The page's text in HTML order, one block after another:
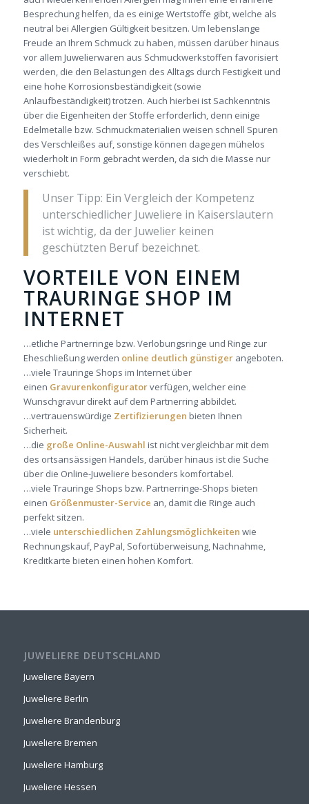
Besprechung helfen, da es einige Wertstoffe gibt, welche als
neutral bei Allergien Gültigkeit besitzen. Um lebenslange
Freude an Ihrem Schmuck zu haben, müssen darüber hinaus
vor allem Juwelierwaren aus Schmuckwerkstoffen favorisiert
werden, die den Belastungen des Alltags durch Festigkeit und
eine hohe Korrosionsbeständigkeit (sowie
Anlaufbeständigkeit) trotzen. Auch hierbei ist Sachkenntnis
über die Eigenheiten der Stoffe erforderlich, denn einige
Edelmetalle bzw. Schmuckmaterialien weisen schnell Spuren
des Verschleißes auf, sonstige können dagegen mühelos
wiederholt in Form gebracht werden, da sich die Masse nur
verschiebt.
Unser Tipp: Ein Vergleich der Kompetenz
unterschiedlicher Juweliere in Kaiserslautern
ist wichtig, da der Juwelier keinen
geschützten Beruf bezeichnet.
VORTEILE VON EINEM
TRAURINGE SHOP IM
INTERNET
…etliche Partnerringe bzw. Verlobungsringe und Ringe zur
Eheschließung werden online deutlich günstigerangeboten.
…viele Trauringe Shops im Internet über
einen Gravurenkonfiguratorverfügen, welcher eine
Wunschgravur direkt auf dem Partnerring abbildet.
…vertrauenswürdige Zertifizierungen bieten Ihnen
Sicherheit.
…die große Online-Auswahl ist nicht vergleichbar mit dem
des ortsansässigen Handels, darüber hinaus ist die Suche
über die Online-Juweliere besonders komfortabel.
…viele Trauringe Shops bzw. Partnerringe-Shops bieten
einen Größenmuster-Service an, damit die Ringe auch
perfekt sitzen.
…viele unterschiedlichen Zahlungsmöglichkeiten wie
Rechnungskauf, PayPal, Sofortüberweisung, Nachnahme,
Kreditkarte bieten einen hohen Komfort.
JUWELIERE DEUTSCHLAND
Juweliere Bayern
Juweliere Berlin
Juweliere Brandenburg
Juweliere Bremen
Juweliere Hamburg
Juweliere Hessen